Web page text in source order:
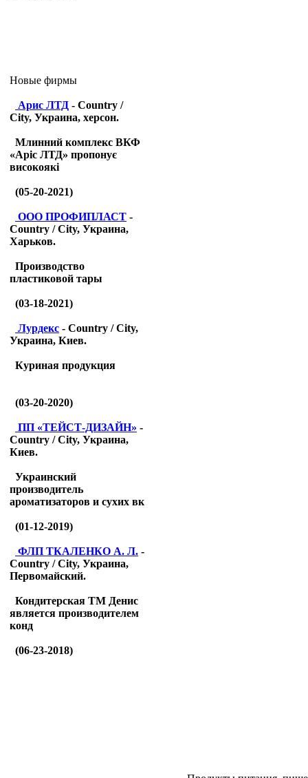
Новые фирмы
Арис ЛТД - Country /
City, Украина, херсон.
Млинний комплекс ВКФ
«Аріс ЛТД» пропонує
високоякі
(05-20-2021)
ООО ПРОФИПЛАСТ -
Country / City, Украина,
Харьков.
Производство
пластиковой тары
(03-18-2021)
Лурдекс - Country / City,
Украина, Киев.
Куриная продукция
(03-20-2020)
ПП «ТЕЙСТ-ДИЗАЙН» -
Country / City, Украина,
Киев.
Украинский
производитель
ароматизаторов и сухих вк
(01-12-2019)
ФЛП ТКАЛЕНКО А. Л. -
Country / City, Украина,
Первомайский.
Кондитерская ТМ Денис
является производителем
конд
(06-23-2018)